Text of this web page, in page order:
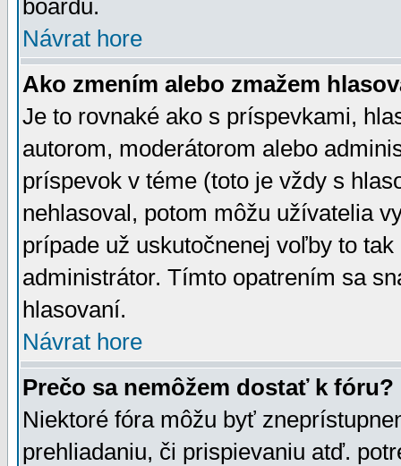
boardu.
Návrat hore
Ako zmením alebo zmažem
Je to rovnaké ako s príspevkami,
autorom, moderátorom alebo
príspevok v téme (toto je vždy s
nehlasoval, potom môžu užívatelia
prípade už uskutočnenej voľby to
administrátor. Tímto opatrením sa
hlasovaní.
Návrat hore
Prečo sa nemôžem dostať k fóru?
Niektoré fóra môžu byť
prehliadaniu, či prispievaniu atď.